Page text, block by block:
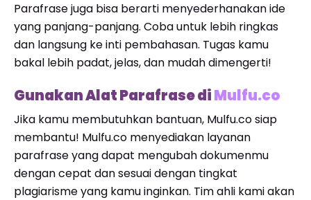
Parafrase juga bisa berarti menyederhanakan ide
yang panjang-panjang. Coba untuk lebih ringkas
dan langsung ke inti pembahasan. Tugas kamu
bakal lebih padat, jelas, dan mudah dimengerti!
Gunakan Alat Parafrase diMulfu.co
Jika kamu membutuhkan bantuan, Mulfu.co siap
membantu! Mulfu.co menyediakan layanan
parafrase yang dapat mengubah dokumenmu
dengan cepat dan sesuai dengan tingkat
plagiarisme yang kamu inginkan. Tim ahli kami akan